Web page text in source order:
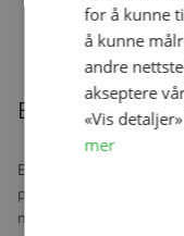
Beskrivelse
En hendig dobbel
på flere andre Konges
mister dem mens de
for å kunne
å kunne
andre
akseptere
«Vis
mer